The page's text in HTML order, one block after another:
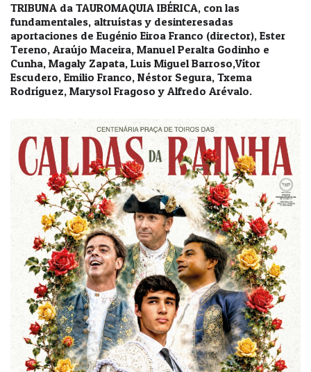
TRIBUNA da TAUROMAQUIA IBÉRICA, con las
fundamentales, altruístas y desinteresadas
aportaciones de Eugénio Eiroa Franco (director), Ester
Tereno, Araújo Maceira, Manuel Peralta Godinho e
Cunha, Magaly Zapata, Luis Miguel Barroso,Vítor
Escudero, Emilio Franco, Néstor Segura, Txema
Rodríguez, Marysol Fragoso y Alfredo Arévalo.